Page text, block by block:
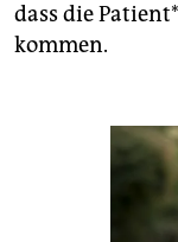
dass die
kommen.